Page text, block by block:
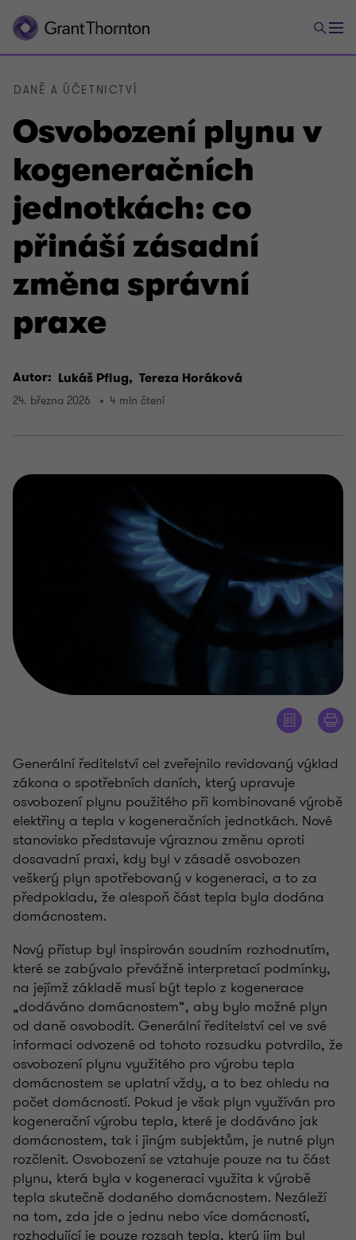
Osvobození plynu v
kogeneračních
jednotkách: co
přináší zásadní
změna správní
praxe
DANĚ A ÚČETNICTVÍ
Autor: Lukáš Pflug, Tereza Horáková
24. března 2026 4 min čtení
Generální ředitelství cel zveřejnilo revidovaný výklad
zákona o spotřebních daních, který upravuje
osvobození plynu použitého při kombinované výrobě
elektřiny a tepla v kogeneračních jednotkách. Nové
stanovisko představuje výraznou změnu oproti
dosavadní praxi, kdy byl v zásadě osvobozen
veškerý plyn spotřebovaný v kogeneraci, a to za
předpokladu, že alespoň část tepla byla dodána
domácnostem.
Nový přístup byl inspirován soudním rozhodnutím,
které se zabývalo převážně interpretací podmínky,
na jejímž základě musí být teplo z kogenerace
„dodáváno domácnostem“, aby bylo možné plyn
od daně osvobodit. Generální ředitelství cel ve své
informaci odvozené od tohoto rozsudku potvrdilo, že
osvobození plynu využitého pro výrobu tepla
domácnostem se uplatní vždy, a to bez ohledu na
počet domácností. Pokud je však plyn využíván pro
kogenerační výrobu tepla, které je dodáváno jak
domácnostem, tak i jiným subjektům, je nutné plyn
rozčlenit. Osvobození se vztahuje pouze na tu část
plynu, která byla v kogeneraci využita k výrobě
tepla skutečně dodaného domácnostem. Nezáleží
na tom, zda jde o jednu nebo více domácností,
rozhodující je pouze rozsah tepla, který jim byl